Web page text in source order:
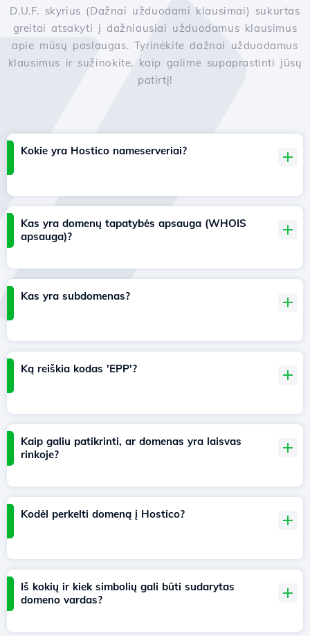
D.U.F. skyrius (Dažnai užduodami klausimai) sukurtas
greitai atsakyti į dažniausiai užduodamus klausimus
apie mūsų paslaugas. Tyrinėkite dažnai užduodamus
klausimus ir sužinokite, kaip galime supaprastinti jūsų
patirtį!
Kokie yra Hostico nameserveriai?
Kas yra domenų tapatybės apsauga (WHOIS
apsauga)?
Kas yra subdomenas?
Ką reiškia kodas 'EPP'?
Kaip galiu patikrinti, ar domenas yra laisvas
rinkoje?
Kodėl perkelti domeną į Hostico?
Iš kokių ir kiek simbolių gali būti sudarytas
domeno vardas?